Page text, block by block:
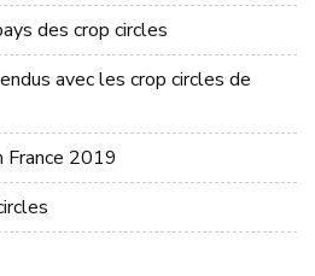
des crop circles
avec les crop circles de
France 2019